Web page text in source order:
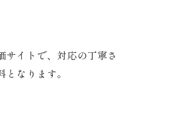
イトで、対応の丁寧さ
なります。